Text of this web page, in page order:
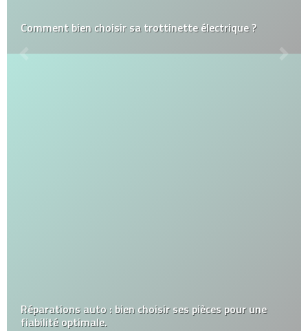
Comment bien choisir sa trottinette électrique ?
Réparations auto : bien choisir ses pièces pour une
fiabilité optimale.